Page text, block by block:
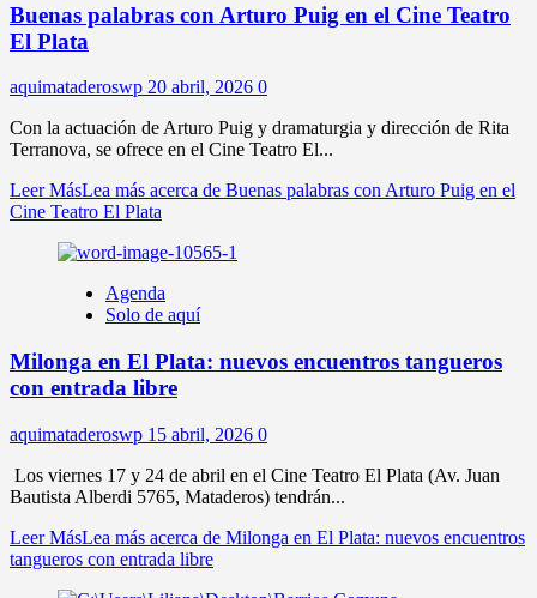
Buenas palabras con Arturo Puig en el Cine Teatro
El Plata
aquimataderoswp 20 abril, 2026 0
Con la actuación de Arturo Puig y dramaturgia y dirección de Rita
Terranova, se ofrece en el Cine Teatro El...
Leer MásLea más acerca de Buenas palabras con Arturo Puig en el
Cine Teatro El Plata
Agenda
Solo de aquí
Milonga en El Plata: nuevos encuentros tangueros
con entrada libre
aquimataderoswp 15 abril, 2026 0
Los viernes 17 y 24 de abril en el Cine Teatro El Plata (Av. Juan
Bautista Alberdi 5765, Mataderos) tendrán...
Leer MásLea más acerca de Milonga en El Plata: nuevos encuentros
tangueros con entrada libre